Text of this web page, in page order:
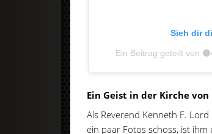
Sieh dir
Ein Beitrag geteilt von
Ein Geist in der Kirche von
Als Reverend Kenneth F.
ein paar Fotos schoss, ist